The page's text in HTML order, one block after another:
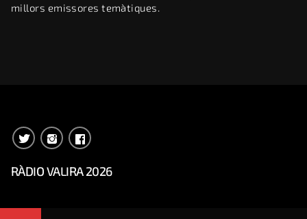
millors emissores temàtiques.
RÀDIO VALIRA 2026